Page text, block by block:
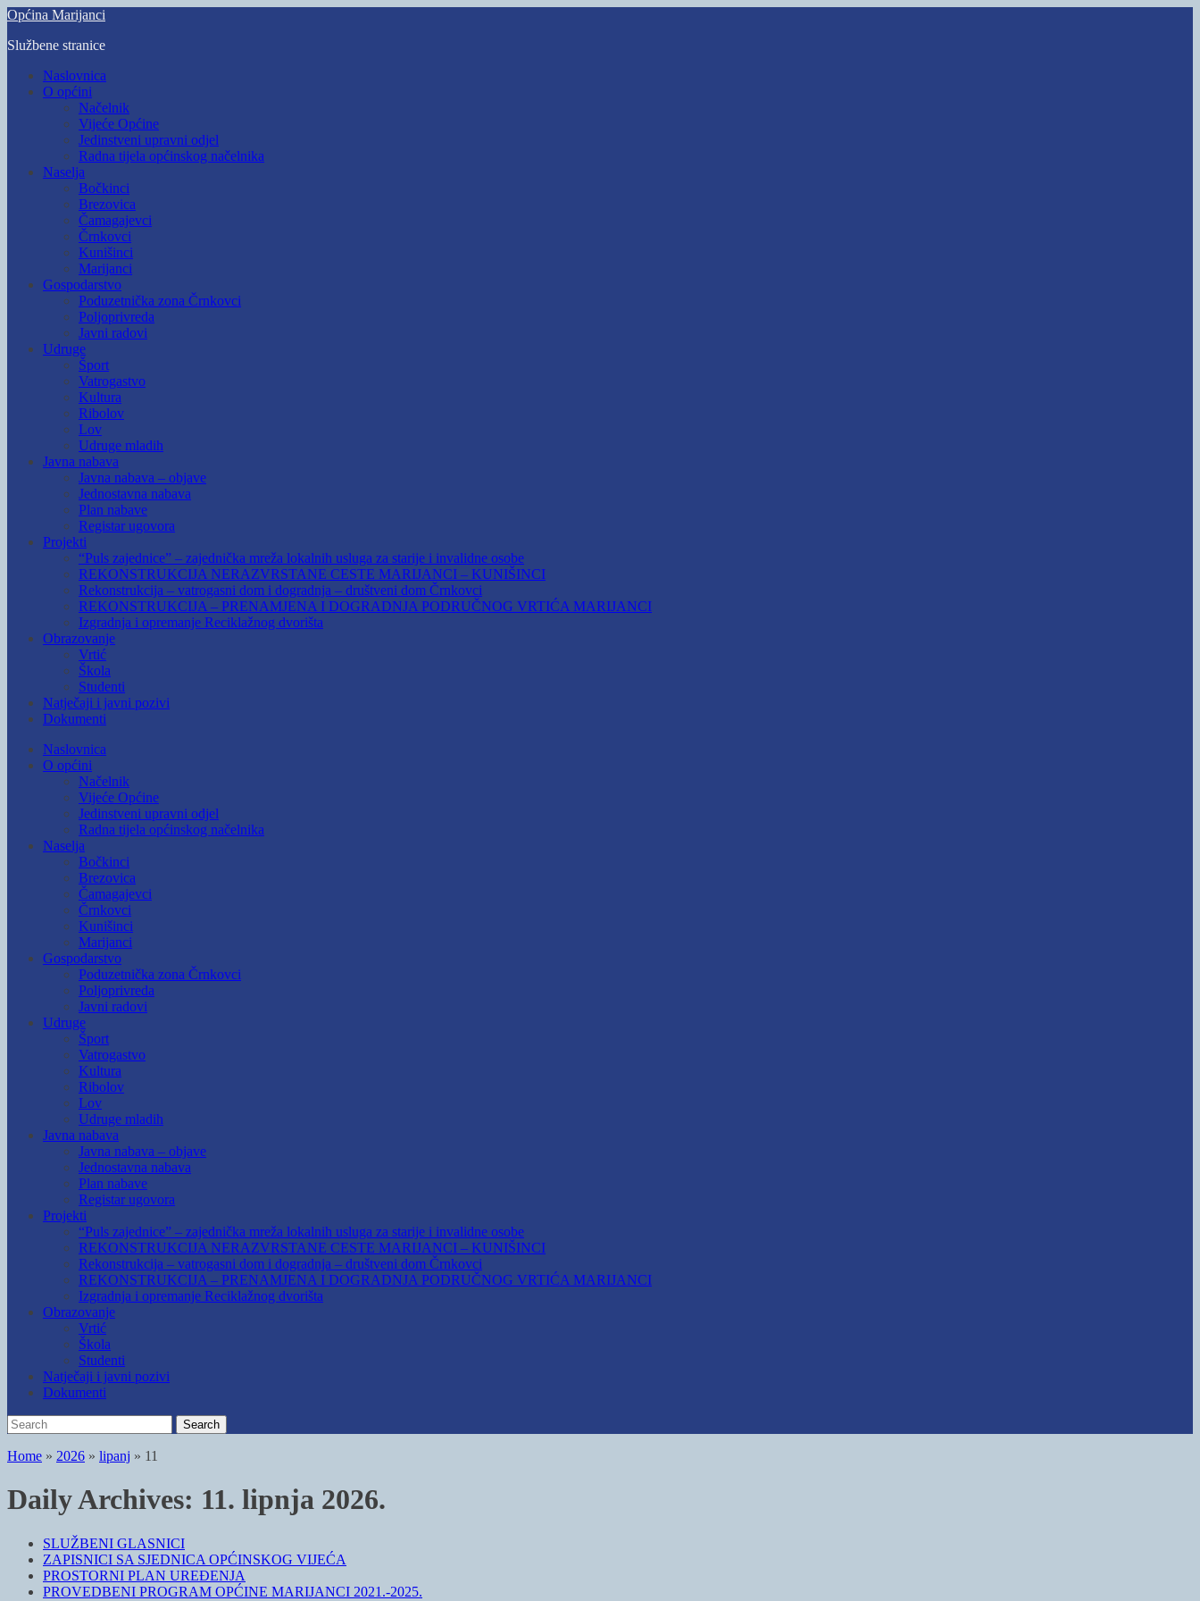
Skip
main
Općina Marijanci
Službene stranice
Toggle
mobile
Naslovnica
O općini
Načelnik
Vijeće Općine
Jedinstveni upravni odjel
Radna tijela općinskog načelnika
Naselja
Bočkinci
Brezovica
Čamagajevci
Črnkovci
Kunišinci
Marijanci
Gospodarstvo
Poduzetnička zona Črnkovci
Poljoprivreda
Javni radovi
Udruge
Šport
Vatrogastvo
Kultura
Ribolov
Lov
Udruge mladih
Javna nabava
Javna nabava – objave
Jednostavna nabava
Plan nabave
Registar ugovora
Projekti
“Puls zajednice” – zajednička mreža lokalnih usluga za starije i invalidne osobe
REKONSTRUKCIJA NERAZVRSTANE CESTE MARIJANCI – KUNIŠINCI
Rekonstrukcija – vatrogasni dom i dogradnja – društveni dom Črnkovci
REKONSTRUKCIJA – PRENAMJENA I DOGRADNJA PODRUČNOG VRTIĆA MARIJANCI
Izgradnja i opremanje Reciklažnog dvorišta
Obrazovanje
Vrtić
Škola
Studenti
Natječaji i javni pozivi
Dokumenti
Naslovnica
O općini
Načelnik
Vijeće Općine
Jedinstveni upravni odjel
Radna tijela općinskog načelnika
Naselja
Bočkinci
Brezovica
Čamagajevci
Črnkovci
Kunišinci
Marijanci
Gospodarstvo
Poduzetnička zona Črnkovci
Poljoprivreda
Javni radovi
Udruge
Šport
Vatrogastvo
Kultura
Ribolov
Lov
Udruge mladih
Javna nabava
Javna nabava – objave
Jednostavna nabava
Plan nabave
Registar ugovora
Projekti
“Puls zajednice” – zajednička mreža lokalnih usluga za starije i invalidne osobe
REKONSTRUKCIJA NERAZVRSTANE CESTE MARIJANCI – KUNIŠINCI
Rekonstrukcija – vatrogasni dom i dogradnja – društveni dom Črnkovci
REKONSTRUKCIJA – PRENAMJENA I DOGRADNJA PODRUČNOG VRTIĆA MARIJANCI
Izgradnja i opremanje Reciklažnog dvorišta
Obrazovanje
Vrtić
Škola
Studenti
Natječaji i javni pozivi
Dokumenti
Search
for:
Search
Home » 2026 » lipanj » 11
Daily Archives: 11. lipnja 2026.
SLUŽBENI GLASNICI
ZAPISNICI SA SJEDNICA OPĆINSKOG VIJEĆA
PROSTORNI PLAN UREĐENJA
PROVEDBENI PROGRAM OPĆINE MARIJANCI 2021.-2025.